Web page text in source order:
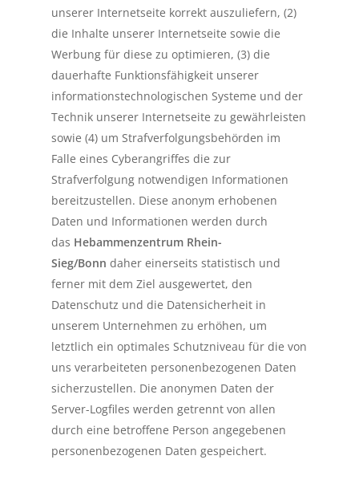
unserer Internetseite korrekt auszuliefern, (2)
die Inhalte unserer Internetseite sowie die
Werbung für diese zu optimieren, (3) die
dauerhafte Funktionsfähigkeit unserer
informationstechnologischen Systeme und der
Technik unserer Internetseite zu gewährleisten
sowie (4) um Strafverfolgungsbehörden im
Falle eines Cyberangriffes die zur
Strafverfolgung notwendigen Informationen
bereitzustellen. Diese anonym erhobenen
Daten und Informationen werden durch
das Hebammenzentrum Rhein-
Sieg/Bonn daher einerseits statistisch und
ferner mit dem Ziel ausgewertet, den
Datenschutz und die Datensicherheit in
unserem Unternehmen zu erhöhen, um
letztlich ein optimales Schutzniveau für die von
uns verarbeiteten personenbezogenen Daten
sicherzustellen. Die anonymen Daten der
Server-Logfiles werden getrennt von allen
durch eine betroffene Person angegebenen
personenbezogenen Daten gespeichert.